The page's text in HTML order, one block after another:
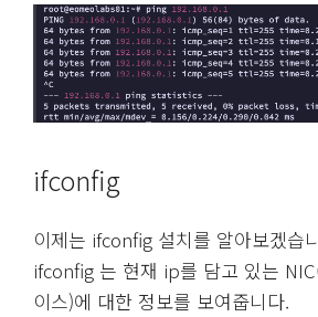
ifconfig
이제는 ifconfig 설치를 알아보겠습
ifconfig 는 현재 ip를 담고 있는
이스)에 대한 정보를 보여줍니다.